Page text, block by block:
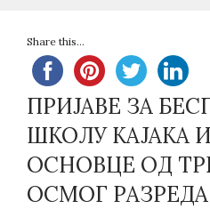
Share this...
ПРИЈАВЕ ЗА
ШКОЛУ КАЈАКА
ОСНОВЦЕ ОД
ОСМОГ РАЗРЕДА